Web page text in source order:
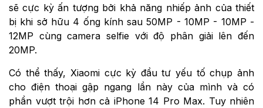
sẽ cực kỳ ấn tượng bởi khả năng nhiếp ảnh của thiết
bị khi sở hữu 4 ống kính sau 50MP - 10MP - 10MP -
12MP cùng camera selfie với độ phân giải lên đến
20MP.
Có thể thấy, Xiaomi cực kỳ đầu tư yếu tố chụp ảnh
cho điện thoại gập ngang lần này của mình và có
phần vượt trội hơn cả iPhone 14 Pro Max. Tuy nhiên